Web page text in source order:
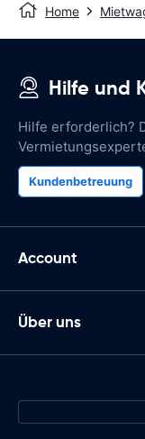
Home
Hilfe und
Hilfe erforderlich?
Kundenbetreuung
Account
Über uns